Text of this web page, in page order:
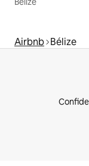
Airbnb Bélize